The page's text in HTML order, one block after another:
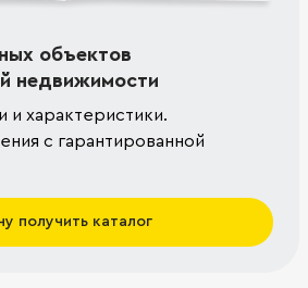
объектов
недвижимости
и характеристики.
с гарантированной
получить каталог